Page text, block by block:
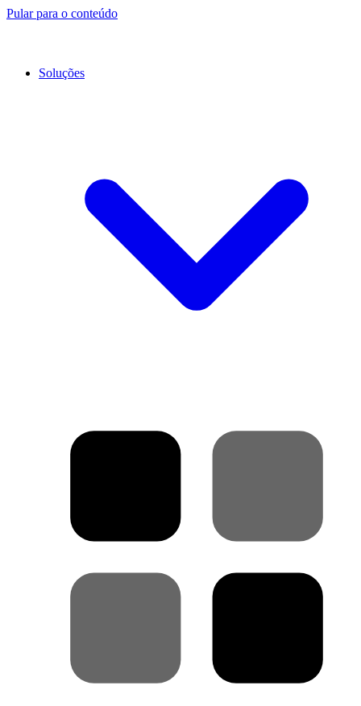
Pular para o conteúdo
Soluções